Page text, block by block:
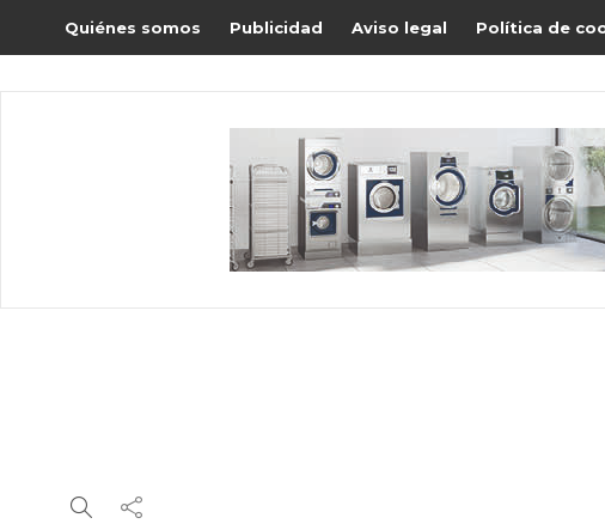
Quiénes somos Publicidad Aviso legal Política de